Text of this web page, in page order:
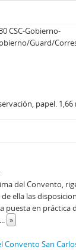
CSC-Gobierno-
Guard/
papel.
del Convento,
ella las
puesta en
... »
Convento San